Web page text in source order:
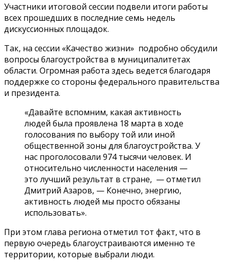
Участники итоговой сессии подвели итоги работы
всех прошедших в последние семь недель
дискуссионных площадок.
Так, на сессии «Качество жизни» подробно обсудили
вопросы благоустройства в муниципалитетах
области. Огромная работа здесь ведется благодаря
поддержке со стороны федерального правительства
и президента.
«Давайте вспомним, какая активность
людей была проявлена 18 марта в ходе
голосования по выбору той или иной
общественной зоны для благоустройства. У
нас проголосовали 974 тысячи человек. И
относительно численности населения —
это лучший результат в стране, — отметил
Дмитрий Азаров, — Конечно, энергию,
активность людей мы просто обязаны
использовать».
При этом глава региона отметил тот факт, что в
первую очередь благоустраиваются именно те
территории, которые выбрали люди.